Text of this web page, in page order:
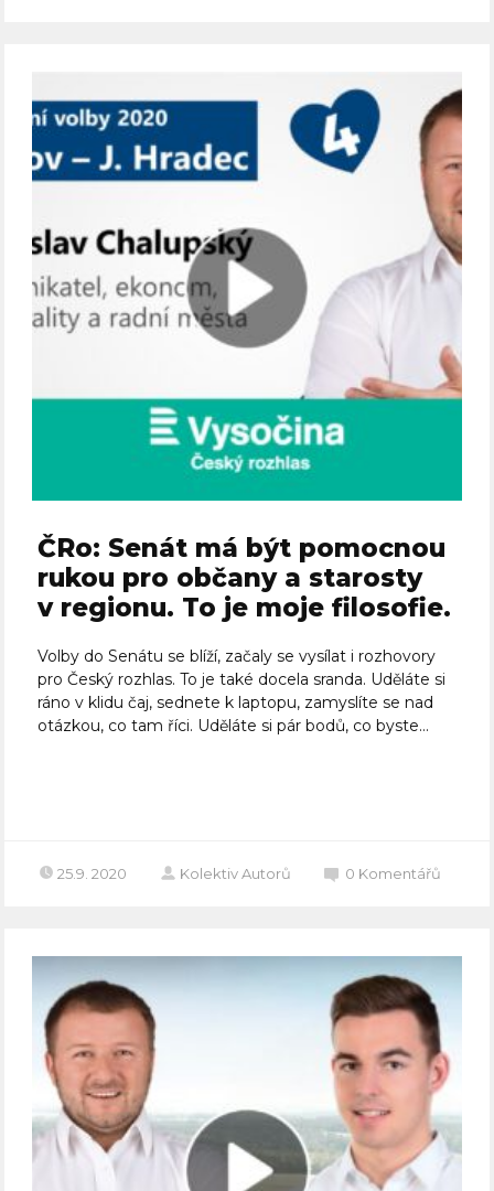
ČRo: Senát má být pomocnou
rukou pro občany a starosty
v regionu. To je moje filosofie.
Volby do Senátu se blíží, začaly se vysílat i rozhovory
pro Český rozhlas. To je také docela sranda. Uděláte si
ráno v klidu čaj, sednete k laptopu, zamyslíte se nad
otázkou, co tam říci. Uděláte si pár bodů, co byste...
25.9. 2020 Kolektiv Autorů 0 Komentářů